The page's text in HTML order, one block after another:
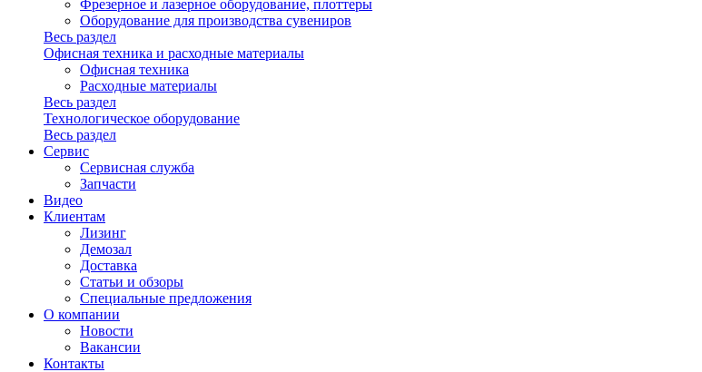
Фрезерное и лазерное оборудование, плоттеры
Оборудование для производства сувениров
Весь раздел
Офисная техника и расходные материалы
Офисная техника
Расходные материалы
Весь раздел
Технологическое оборудование
Весь раздел
Сервис
Сервисная служба
Запчасти
Видео
Клиентам
Лизинг
Демозал
Доставка
Статьи и обзоры
Специальные предложения
О компании
Новости
Вакансии
Контакты